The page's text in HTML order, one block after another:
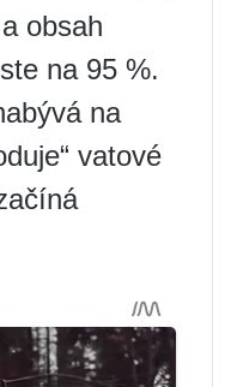
obsah
na 95 %.
na
vatové